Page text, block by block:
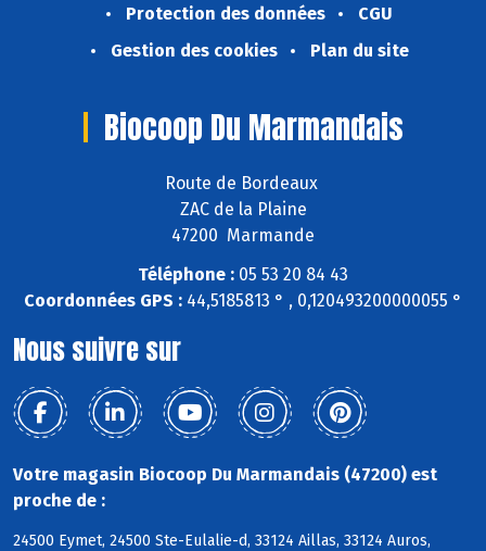
Protection des données
CGU
Gestion des cookies
Plan du site
Biocoop Du Marmandais
Route de Bordeaux
ZAC de la Plaine
47200 Marmande
Téléphone : 05 53 20 84 43
Coordonnées GPS : 44,5185813 ° , 0,120493200000055 °
Nous suivre sur
Votre magasin Biocoop Du Marmandais (47200) est
proche de :
24500 Eymet, 24500 Ste-Eulalie-d, 33124 Aillas, 33124 Auros,